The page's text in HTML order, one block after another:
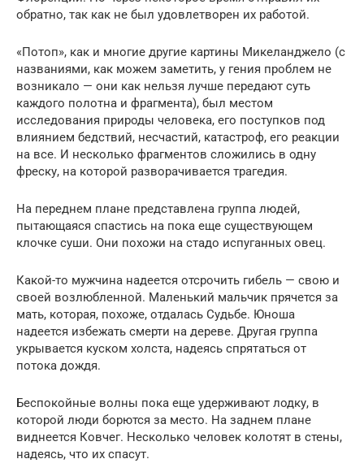
обратно, так как не был удовлетворен их работой.
«Потоп», как и многие другие картины Микеланджело (с
названиями, как можем заметить, у гения проблем не
возникало — они как нельзя лучше передают суть
каждого полотна и фрагмента), был местом
исследования природы человека, его поступков под
влиянием бедствий, несчастий, катастроф, его реакции
на все. И несколько фрагментов сложились в одну
фреску, на которой разворачивается трагедия.
На переднем плане представлена группа людей,
пытающаяся спастись на пока еще существующем
клочке суши. Они похожи на стадо испуганных овец.
Какой-то мужчина надеется отсрочить гибель — свою и
своей возлюбленной. Маленький мальчик прячется за
мать, которая, похоже, отдалась Судьбе. Юноша
надеется избежать смерти на дереве. Другая группа
укрывается куском холста, надеясь спрятаться от
потока дождя.
Беспокойные волны пока еще удерживают лодку, в
которой люди борются за место. На заднем плане
виднеется Ковчег. Несколько человек колотят в стены,
надеясь, что их спасут.